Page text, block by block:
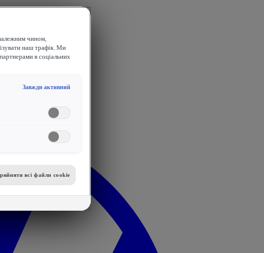
чином,
наш трафік. Ми
в соціальних
Завжди активний
всі файли сookie